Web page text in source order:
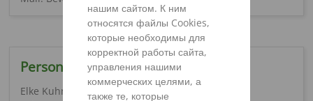
нашим сайтом. К ним
относятся файлы Cookies,
которые необходимы для
корректной работы сайта,
управления нашими
коммерческих целями, а
также те, которые
Personalsachbearbeitung
Elke Kuhn